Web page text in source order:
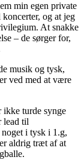
min egen private
og at jeg
At snakke
– de sørger for,
musik og tysk,
ved med at være
ikke turde synge
lead til
noget i tysk i 1.g,
aldrig træt af at